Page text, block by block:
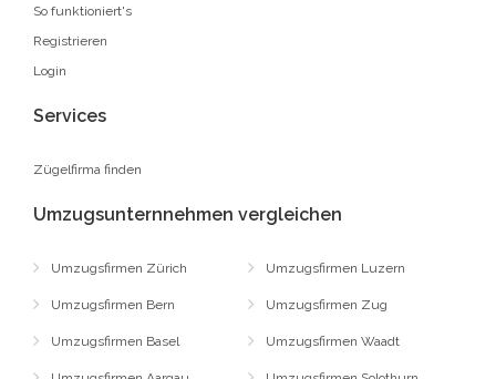
So funktioniert's
Registrieren
Login
Services
Zügelfirma finden
Umzugsunternnehmen vergleichen
Umzugsfirmen Zürich
Umzugsfirmen Bern
Umzugsfirmen Basel
Umzugsfirmen Luzern
Umzugsfirmen Zug
Umzugsfirmen Waadt